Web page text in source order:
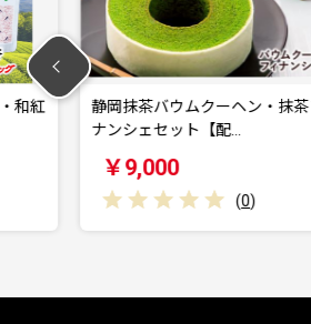
ーヘン・抹茶フィ
レンジで1分 野菜
8個 セッ…